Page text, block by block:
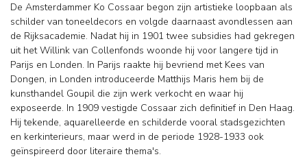
De Amsterdammer Ko Cossaar begon zijn artistieke loopbaan als
schilder van toneeldecors en volgde daarnaast avondlessen aan
de Rijksacademie. Nadat hij in 1901 twee subsidies had gekregen
uit het Willink van Collenfonds woonde hij voor langere tijd in
Parijs en Londen. In Parijs raakte hij bevriend met Kees van
Dongen, in Londen introduceerde Matthijs Maris hem bij de
kunsthandel Goupil die zijn werk verkocht en waar hij
exposeerde. In 1909 vestigde Cossaar zich definitief in Den Haag.
Hij tekende, aquarelleerde en schilderde vooral stadsgezichten
en kerkinterieurs, maar werd in de periode 1928-1933 ook
geïnspireerd door literaire thema's.